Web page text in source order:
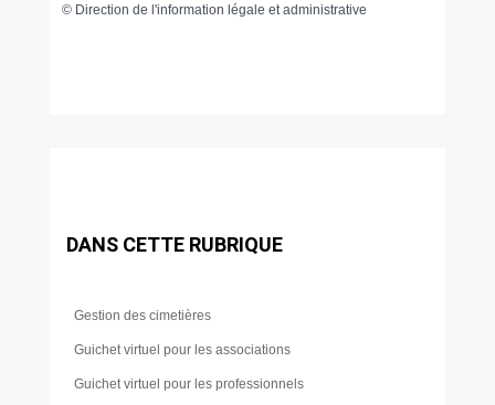
© Direction de l'information légale et administrative
DANS CETTE RUBRIQUE
Gestion des cimetières
Guichet virtuel pour les associations
Guichet virtuel pour les professionnels